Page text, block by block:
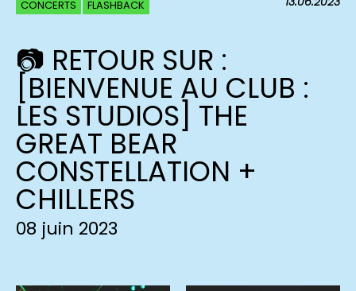
CONCERTS FLASHBACK
📷 RETOUR SUR :
[BIENVENUE AU CLUB :
LES STUDIOS] THE
GREAT BEAR
CONSTELLATION +
CHILLERS
08 juin 2023